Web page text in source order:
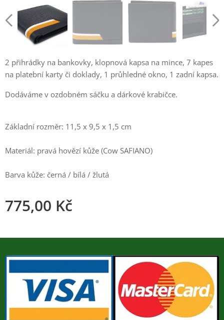
2 přihrádky na bankovky, klopnová kapsa na mince, 7 kapes
na platební karty či doklady, 1 průhledné okno, 1 zadní kapsa.
Dodáváme v ozdobném sáčku a dárkové krabičce.
Základní rozměr: 11,5 x 9,5 x 1,5 cm
Materiál: pravá hovězí kůže (Cow SAFIANO)
Barva kůže: černá / bílá / žlutá
775,00 Kč